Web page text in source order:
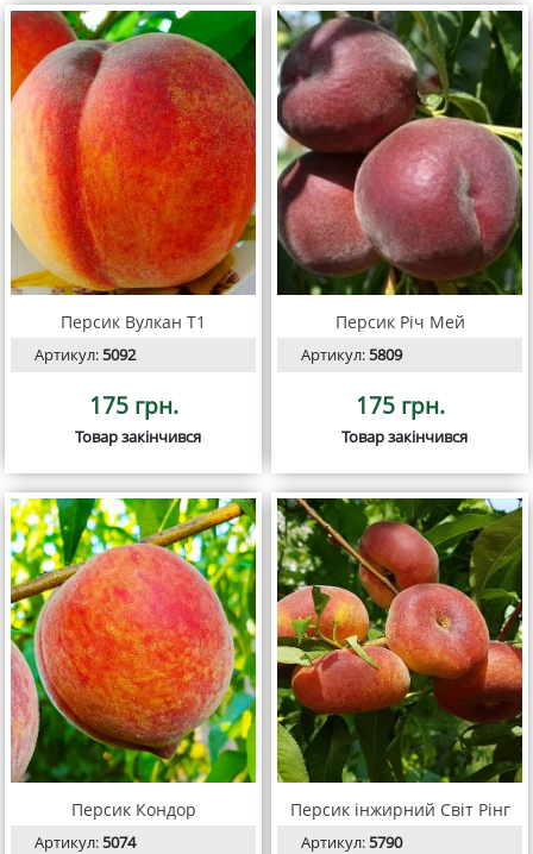
Персик Вулкан Т1
Артикул:5092
175 грн.
Товар закінчився
Персик Річ Мей
Артикул:5809
175 грн.
Товар закінчився
Персик Кондор
Артикул:5074
Персик інжирний Світ Рінг
Артикул:5790